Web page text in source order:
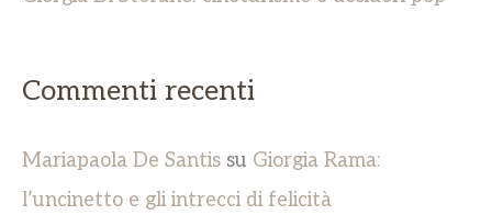
Commenti recenti
Mariapaola De Santis su Giorgia Rama:
l’uncinetto e gli intrecci di felicità